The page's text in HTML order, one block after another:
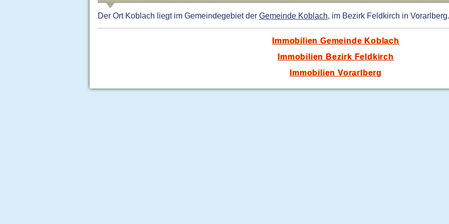
Der Ort Koblach liegt im Gemeindegebiet derGemeinde Koblach , im Bezirk Feldkirch in
Immobilien Gemeinde Koblach
Immobilien Bezirk Feldkirch
Immobilien Vorarlberg